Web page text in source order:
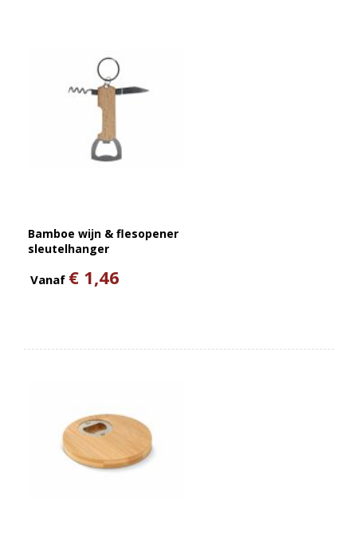
Bamboe wijn & flesopener
sleutelhanger
Vanaf € 1,46